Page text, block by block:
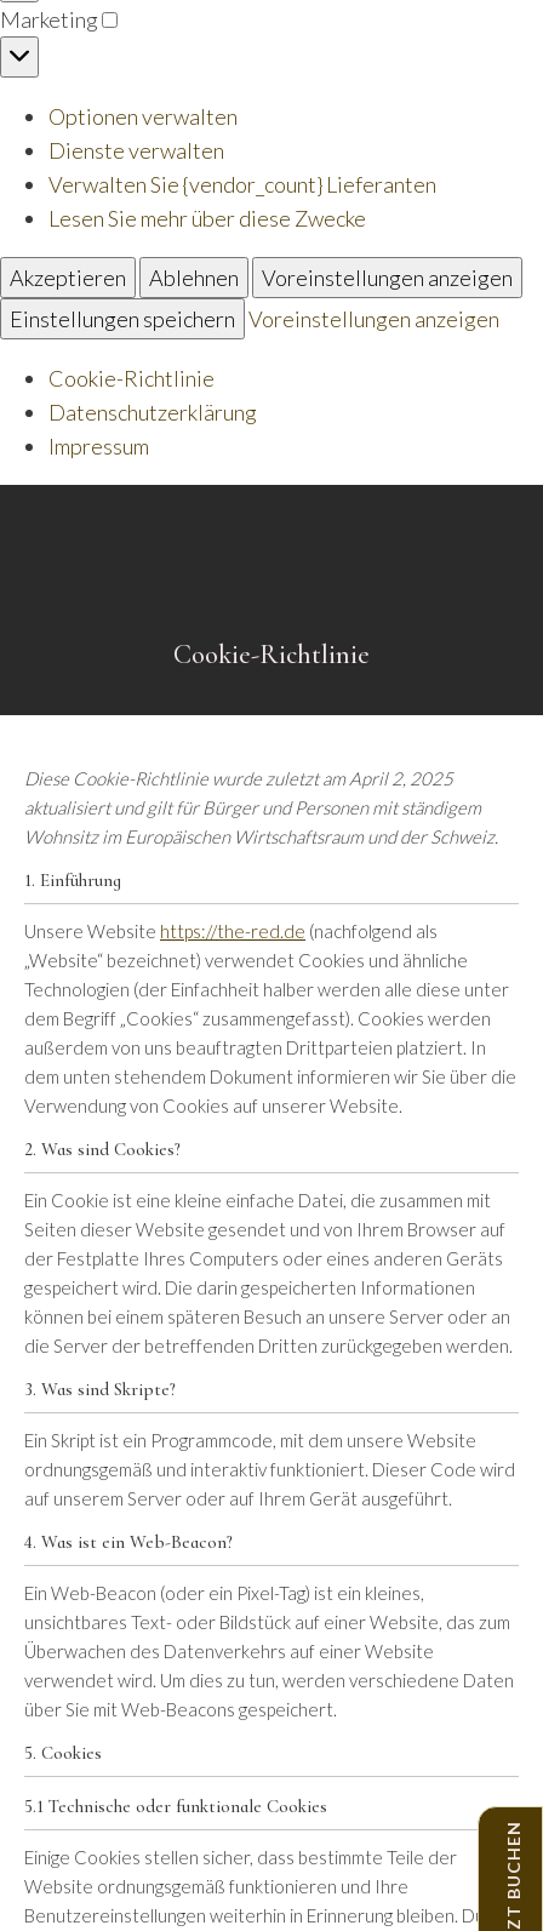
Marketing
Marketing
Optionen verwalten
Dienste verwalten
Verwalten Sie {vendor_count} Lieferanten
Lesen Sie mehr über diese Zwecke
Akzeptieren Ablehnen
Voreinstellungen anzeigen
Einstellungen speichern Voreinstellungen anzeigen
Cookie-Richtlinie
Datenschutzerklärung
Impressum
JETZT BUCHEN
Cookie-Richtlinie
Diese Cookie-Richtlinie wurde zuletzt am April 2, 2025
aktualisiert und gilt für Bürger und Personen mit ständigem
Wohnsitz im Europäischen Wirtschaftsraum und der Schweiz.
1. Einführung
Unsere Website https://the-red.de (nachfolgend als
„Website“ bezeichnet) verwendet Cookies und ähnliche
Technologien (der Einfachheit halber werden alle diese unter
dem Begriff „Cookies“ zusammengefasst). Cookies werden
außerdem von uns beauftragten Drittparteien platziert. In
dem unten stehendem Dokument informieren wir Sie über die
Verwendung von Cookies auf unserer Website.
2. Was sind Cookies?
Ein Cookie ist eine kleine einfache Datei, die zusammen mit
Seiten dieser Website gesendet und von Ihrem Browser auf
der Festplatte Ihres Computers oder eines anderen Geräts
gespeichert wird. Die darin gespeicherten Informationen
können bei einem späteren Besuch an unsere Server oder an
die Server der betreffenden Dritten zurückgegeben werden.
3. Was sind Skripte?
Ein Skript ist ein Programmcode, mit dem unsere Website
ordnungsgemäß und interaktiv funktioniert. Dieser Code wird
auf unserem Server oder auf Ihrem Gerät ausgeführt.
4. Was ist ein Web-Beacon?
Ein Web-Beacon (oder ein Pixel-Tag) ist ein kleines,
unsichtbares Text- oder Bildstück auf einer Website, das zum
Überwachen des Datenverkehrs auf einer Website
verwendet wird. Um dies zu tun, werden verschiedene Daten
über Sie mit Web-Beacons gespeichert.
5. Cookies
5.1 Technische oder funktionale Cookies
Einige Cookies stellen sicher, dass bestimmte Teile der
Website ordnungsgemäß funktionieren und Ihre
Benutzereinstellungen weiterhin in Erinnerung bleiben. Durch